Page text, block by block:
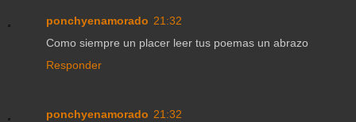
ponchyenamorado 21:32
Como siempre un placer leer tus poemas un abrazo
Responder
ponchyenamorado 21:32